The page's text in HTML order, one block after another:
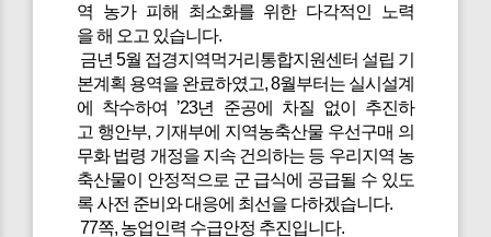
역 농가 피해 최소화를 위한 다각적인 노력
을 해 오고 있습니다.
금년 5월 접경지역먹거리통합지원센터 설립 기
본계획 용역을 완료하였고, 8월부터는 실시설계
에 착수하여 ’23년 준공에 차질 없이 추진하
고 행안부, 기재부에 지역농축산물 우선구매 의
무화 법령 개정을 지속 건의하는 등 우리지역 농
축산물이 안정적으로 군 급식에 공급될 수 있도
록 사전 준비와 대응에 최선을 다하겠습니다.
77쪽, 농업인력 수급안정 추진입니다.